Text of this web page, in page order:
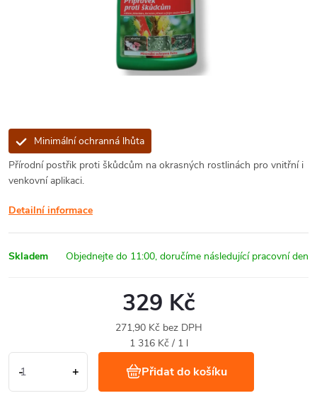
Minimální ochranná lhůta
Přírodní postřik proti škůdcům na okrasných rostlinách pro vnitřní i
venkovní aplikaci.
Detailní informace
Skladem
329 Kč
271,90 Kč bez DPH
Měrná
1 316 Kč / 1 l
Přidat do košíku